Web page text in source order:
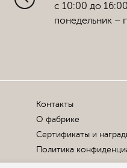
с 10:00 до
понедельник –
Контакты
О фабрике
Сертификаты и
Политика